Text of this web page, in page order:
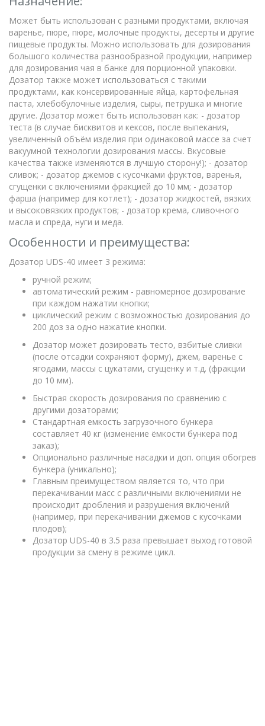
Может быть использован с разными продуктами, включая
варенье, пюре, пюре, молочные продукты, десерты и другие
пищевые продукты. Можно использовать для дозирования
большого количества разнообразной продукции, например
для дозирования чая в банке для порционной упаковки.
Дозатор также может использоваться с такими
продуктами, как консервированные яйца, картофельная
паста, хлебобулочные изделия, сыры, петрушка и многие
другие. Дозатор может быть использован как: - дозатор
теста (в случае бисквитов и кексов, после выпекания,
увеличенный объём изделия при одинаковой массе за счет
вакуумной технологии дозирования массы. Вкусовые
качества также изменяются в лучшую сторону!); - дозатор
сливок; - дозатор джемов с кусочками фруктов, варенья,
сгущенки с включениями фракцией до 10 мм; - дозатор
фарша (например для котлет); - дозатор жидкостей, вязких
и высоковязких продуктов; - дозатор крема, сливочного
масла и спреда, нуги и меда.
Особенности и преимущества:
Дозатор UDS-40 имеет 3 режима:
ручной режим;
автоматический режим - равномерное дозирование
при каждом нажатии кнопки;
циклический режим с возможностью дозирования до
200 доз за одно нажатие кнопки.
Дозатор может дозировать тесто, взбитые сливки
(после отсадки сохраняют форму), джем, варенье с
ягодами, массы с цукатами, сгущенку и т.д. (фракции
до 10 мм).
Быстрая скорость дозирования по сравнению с
другими дозаторами;
Стандартная емкость загрузочного бункера
составляет 40 кг (изменение ёмкости бункера под
заказ);
Опционально различные насадки и доп. опция обогрев
бункера (уникально);
Главным преимуществом является то, что при
перекачивании масс с различными включениями не
происходит дробления и разрушения включений
(например, при перекачивании джемов с кусочками
плодов);
Дозатор UDS-40 в 3.5 раза превышает выход готовой
продукции за смену в режиме цикл.